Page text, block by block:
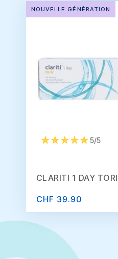
NOUVELLE GÉNÉRATION
5/5
CLARITI 1 DAY
CHF 39.90